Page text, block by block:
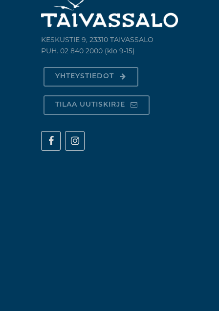
KESKUSTIE 9, 23310 TAIVASSALO
PUH. 02 840 2000 (klo 9-15)
YHTEYSTIEDOT
TILAA UUTISKIRJE